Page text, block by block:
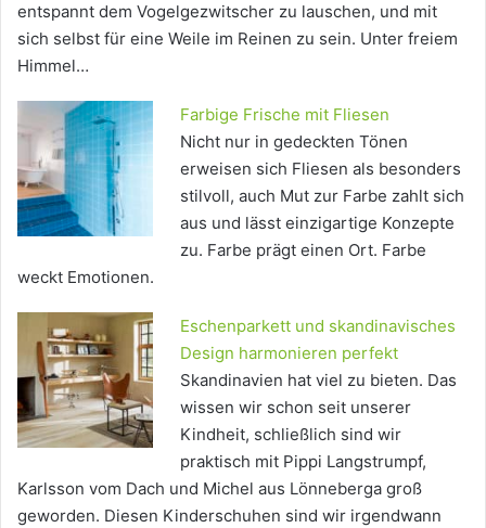
entspannt dem Vogelgezwitscher zu lauschen, und mit
sich selbst für eine Weile im Reinen zu sein. Unter freiem
Himmel…
Farbige Frische mit Fliesen
Nicht nur in gedeckten Tönen
erweisen sich Fliesen als besonders
stilvoll, auch Mut zur Farbe zahlt sich
aus und lässt einzigartige Konzepte
zu. Farbe prägt einen Ort. Farbe
weckt Emotionen.
Eschenparkett und skandinavisches
Design harmonieren perfekt
Skandinavien hat viel zu bieten. Das
wissen wir schon seit unserer
Kindheit, schließlich sind wir
praktisch mit Pippi Langstrumpf,
Karlsson vom Dach und Michel aus Lönneberga groß
geworden. Diesen Kinderschuhen sind wir irgendwann